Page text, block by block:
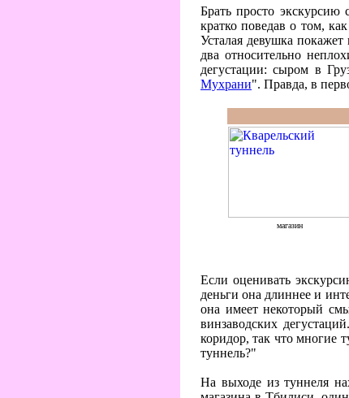
Брать просто
кратко поведав о том,
Усталая девушка
два относительно
дегустации: сыром в
Мухрани". Правда, в
магазин
Если оценивать
деньги она длиннее и
она имеет некоторый
винзаводских
коридор, так что многие
туннель?"
На выходе из туннеля